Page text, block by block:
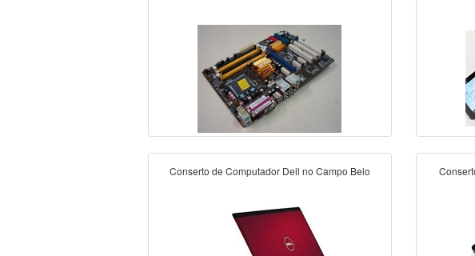
Conserto de Computador Dell no Campo Belo